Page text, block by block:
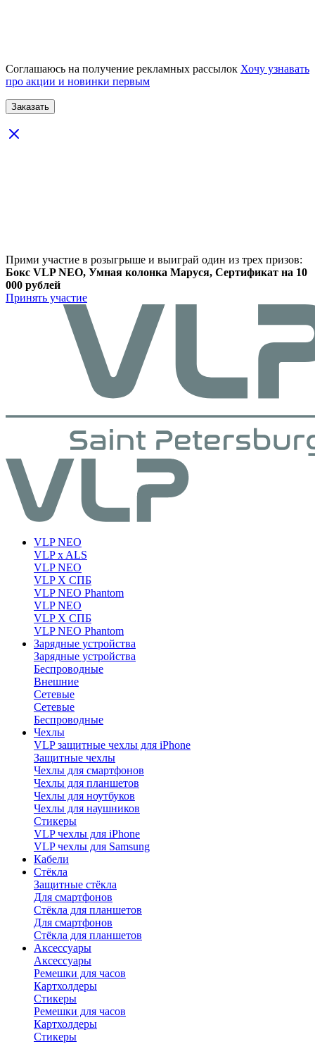
Соглашаюсь на получение рекламных рассылок Хочу узнавать
про акции и новинки первым
Прими участие в розыгрыше и выиграй один из трех призов:
Бокс VLP NEO, Умная колонка Маруся, Сертификат на 10
000 рублей
Принять участие
VLP NEO
VLP x ALS
VLP NEO
VLP X СПБ
VLP NEO Phantom
VLP NEO
VLP X СПБ
VLP NEO Phantom
Зарядные устройства
Зарядные устройства
Беспроводные
Внешние
Сетевые
Сетевые
Беспроводные
Чехлы
VLP защитные чехлы для iPhone
Защитные чехлы
Чехлы для смартфонов
Чехлы для планшетов
Чехлы для ноутбуков
Чехлы для наушников
Стикеры
VLP чехлы для iPhone
VLP чехлы для Samsung
Кабели
Стёкла
Защитные стёкла
Для смартфонов
Стёкла для планшетов
Для смартфонов
Стёкла для планшетов
Аксессуары
Аксессуары
Ремешки для часов
Картхолдеры
Стикеры
Ремешки для часов
Картхолдеры
Стикеры